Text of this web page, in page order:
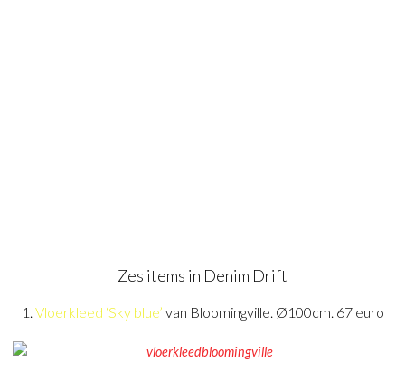
Zes items in Denim Drift
1. Vloerkleed ‘Sky blue’ van Bloomingville. Ø100cm. 67 euro